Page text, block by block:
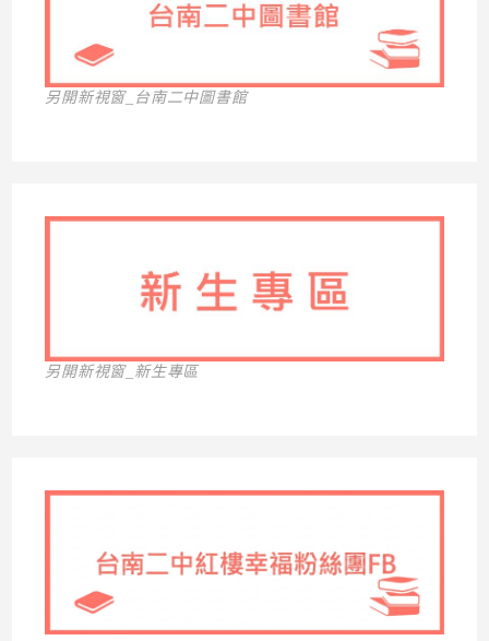
另開新視窗_台南二中圖書館
另開新視窗_新生專區